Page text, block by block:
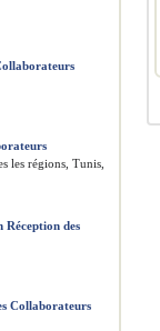
les régions, Tunis,
des
Collaborateurs